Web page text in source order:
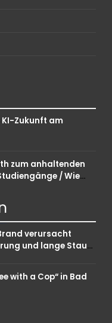
Zukunft am
zum anhaltenden
/ Wie
verursacht
und lange Staus
with a Cop“ in Bad